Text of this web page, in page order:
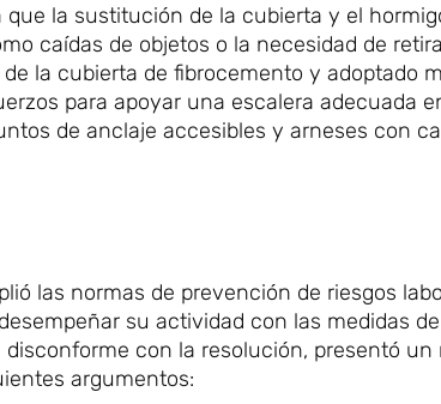
la sustitución de la cubierta y el
caídas de objetos o la necesidad de
la cubierta de fibrocemento y adoptado
para apoyar una escalera adecuada
de anclaje accesibles y arneses con
las normas de prevención de riesgos
su actividad con las medidas
con la resolución, presentó un
argumentos: